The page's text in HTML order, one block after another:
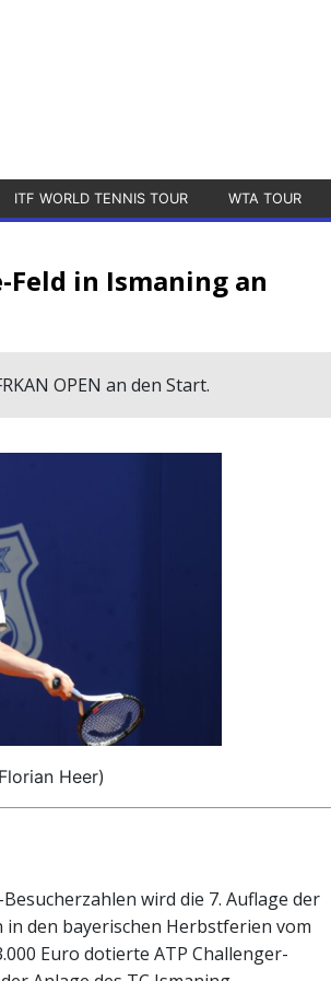
ITF WORLD TENNIS TOUR WTA TOUR
in Ismaning an
OPEN an den Start.
Heer)
wird die 7. Auflage der
in den bayerischen Herbstferien vom
Euro dotierte ATP Challenger-